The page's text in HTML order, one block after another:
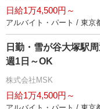
日給1万4,500円～
アルバイト・パート / 東京
日勤・雪が谷大塚駅
週1日～OK
株式会社MSK
日給1万4,500円～